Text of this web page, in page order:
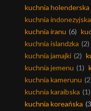
kuchnia holenderska
kuchnia indonezyjska
kuchnia iranu (6)
kuchnia islandzka (2)
kuchnia jamajki (2)
kuchnia jemenu (1)
kuchnia kamerunu
kuchnia karaibska (1)
kuchnia koreańska